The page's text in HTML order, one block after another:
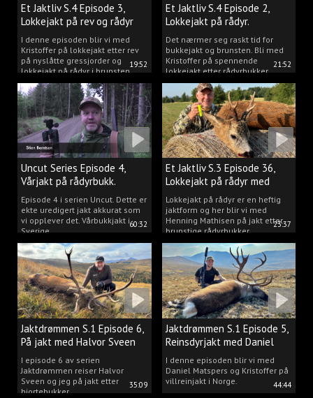
19:52
Et Jaktliv S.4 Episode 3,
Lokkejakt på rev og rådyr
2025.
I denne episoden blir vi med
Kristoffer på lokkejakt etter rev
på nyslåtte gressjorder og
lokkejakt på rådyr i brunsten.
21:52
Et Jaktliv S.4 Episode 2,
Lokkejakt på rådyr.
Det nærmer seg raskt tid for
bukkejakt og brunsten. Bli med
Kristoffer på spennende
lokkejakt etter rådyrbukker.
60:32
Uncut Series Episode 4,
Vårjakt på rådyrbukk.
Episode 4 i serien Uncut. Dette er
ekte uredigert jakt akkurat som
vi opplever det. Vårbukkjakt i
Sverige.
23:37
Et Jaktliv S.3 Episode 36,
Lokkejakt på rådyr med
Henning Mathisen
Lokkejakt på rådyr er en heftig
jaktform og her blir vi med
Henning Mathisen på jakt etter
brunstige rådyrbukker.
35:09
Jaktdrømmen S.1 Episode 6,
På jakt med Halvor Sveen
I episode 6 av serien
Jaktdrømmen reiser Halvor
Sveen og jeg på jakt etter
hjortebukker.
44:44
Jaktdrømmen S.1 Episode 5,
Reinsdyrjakt med Daniel
Matspers.
I denne episoden blir vi med
Daniel Matspers og Kristoffer på
villreinjakt i Norge.